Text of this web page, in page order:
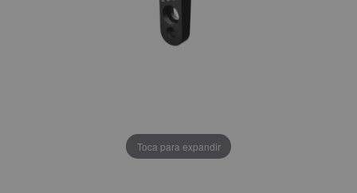
Toca para expandir